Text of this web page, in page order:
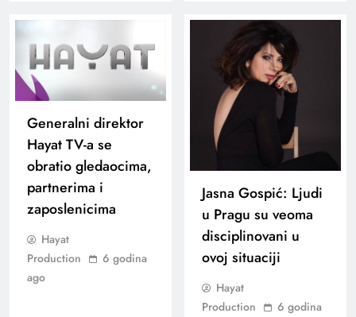
Generalni direktor
Hayat TV-a se
obratio gledaocima,
partnerima i
zaposlenicima
Hayat
Production
6 godina
ago
Jasna Gospić: Ljudi
u Pragu su veoma
disciplinovani u
ovoj situaciji
Hayat
Production
6 godina